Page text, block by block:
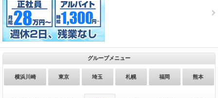
グループメニュー
横浜川崎 東京 埼玉 札幌 福岡 熊本